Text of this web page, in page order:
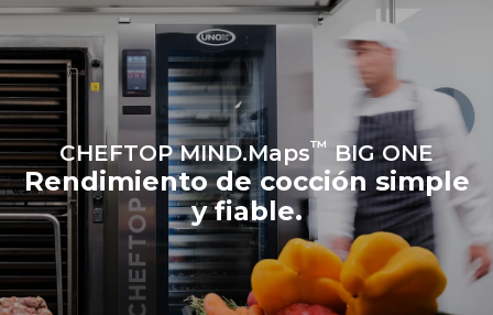
Estimación calculada
suponiendo una utilización
diaria del horno (365 días/año):
6 cargas completas de
pollos asados
6 cargas completas de
cocción al vapor
Estimación calculada
suponiendo los siguientes
lavados semanales (52
semanas/año):
7 lavados largos
CHEFTOP MIND.Maps™ BIG ONE
Rendimiento de cocción simple
y fiable.